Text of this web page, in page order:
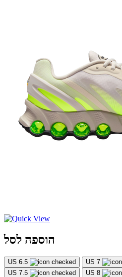
הוספה לסל
US 6.5
US 7
US 7.5
US 8